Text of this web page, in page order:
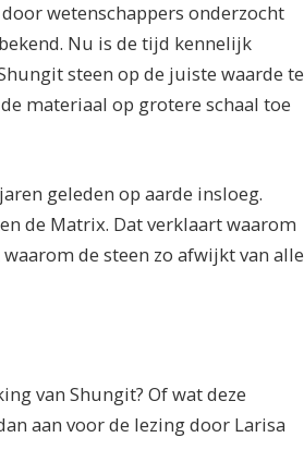
wetenschappers onderzocht
Nu is de tijd kennelijk
steen op de juiste waarde te
materiaal op grotere schaal toe
geleden op aarde insloeg.
de Matrix. Dat verklaart waarom
de steen zo afwijkt van alle
van Shungit? Of wat deze
aan voor de lezing door Larisa